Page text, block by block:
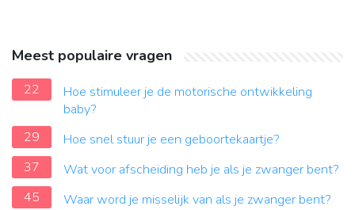
Meest populaire vragen
22
Hoe stimuleer je de motorische ontwikkeling
baby?
29
Hoe snel stuur je een geboortekaartje?
37
Wat voor afscheiding heb je als je zwanger bent?
45
Waar word je misselijk van als je zwanger bent?